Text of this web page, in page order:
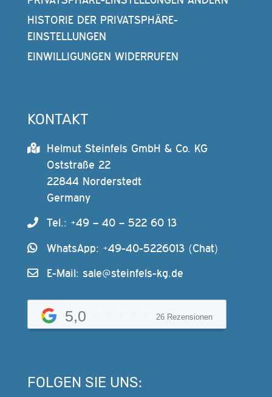
HISTORIE DER PRIVATSPHÄRE-
EINSTELLUNGEN
EINWILLIGUNGEN WIDERRUFEN
KONTAKT
Helmut Steinfels GmbH & Co. KG
Oststraße 22
22844 Norderstedt
Germany
Tel.: +49 – 40 – 522 60 13
WhatsApp: +49-40-5226013 (Chat)
E-Mail:sale@steinfels-kg.de
5,0 26 Rezensionen
FOLGEN SIE UNS: